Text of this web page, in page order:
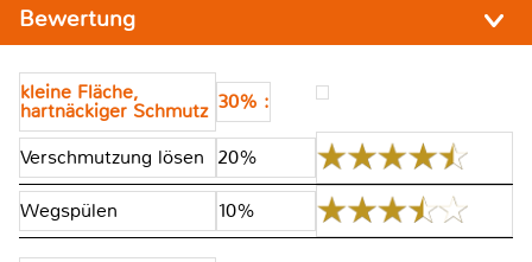
Bewertung
kleine Fläche,
hartnäckiger Schmutz 30% :
Verschmutzung lösen 20%
Wegspülen 10%